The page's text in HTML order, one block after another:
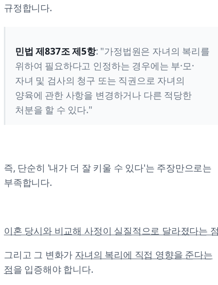
규정합니다.
민법 제837조 제5항: "가정법원은 자녀의 복리를
위하여 필요하다고 인정하는 경우에는 부·모·
자녀 및 검사의 청구 또는 직권으로 자녀의
양육에 관한 사항을 변경하거나 다른 적당한
처분을 할 수 있다."
즉, 단순히 '내가 더 잘 키울 수 있다'는 주장만으로는
부족합니다.
이혼 당시와 비교해 사정이 실질적으로 달라졌다는
그리고 그 변화가 자녀의 복리에 직접 영향을 준다는
점을 입증해야 합니다.